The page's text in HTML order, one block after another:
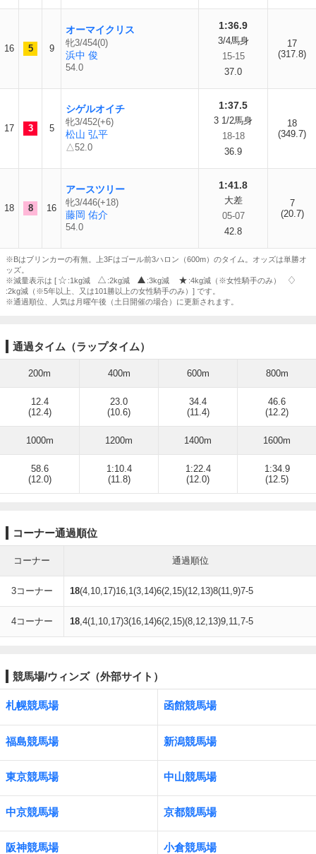
16 5 9
オーマイクリス
牝3/454(0)
浜中 俊
54.0
1:36.9
3/4馬身
15-15
37.0
17
(317.8)
17 3 5
シゲルオイチ
牝3/452(+6)
松山 弘平
△52.0
1:37.5
3 1/2馬身
18-18
36.9
18
(349.7)
18 8 16
アースツリー
牝3/446(+18)
藤岡 佑介
54.0
1:41.8
大差
05-07
42.8
7
(20.7)
※Bはブリンカーの有無。上3Fはゴール前3ハロン（600m）のタイム。オッズは単勝オ
ッズ。
※減量表示は [
:1kg減 :2kg減 :3kg減
:4kg減（※女性騎手のみ）
:2kg減（※5年以上、又は101勝以上の女性騎手のみ）] です。
※通過順位、人気は月曜午後（土日開催の場合）に更新されます。
通過タイム（ラップタイム）
200m 400m 600m 800m
12.4
(12.4)
23.0
(10.6)
34.4
(11.4)
46.6
(12.2)
1000m 1200m 1400m 1600m
58.6
(12.0)
1:10.4
(11.8)
1:22.4
(12.0)
1:34.9
(12.5)
コーナー通過順位
コーナー 通過順位
3コーナー 18(4,10,17)16,1(3,14)6(2,15)(12,13)8(11,9)7-5
4コーナー 18,4(1,10,17)3(16,14)6(2,15)(8,12,13)9,11,7-5
競馬場/ウィンズ（外部サイト）
札幌競馬場 函館競馬場
福島競馬場 新潟競馬場
東京競馬場 中山競馬場
中京競馬場 京都競馬場
阪神競馬場 小倉競馬場